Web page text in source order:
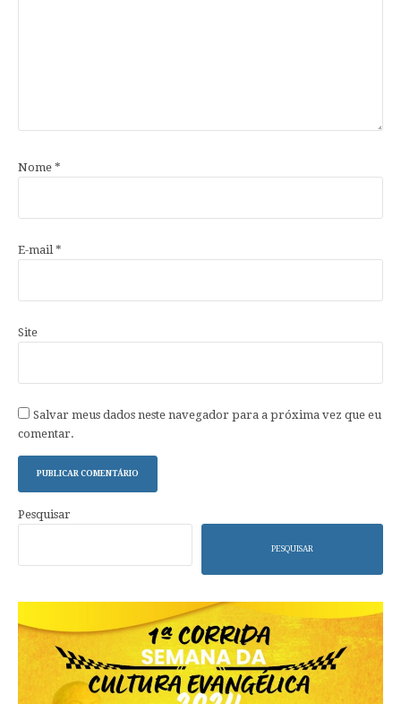
Nome *
E-mail *
Site
Salvar meus dados neste navegador para a próxima vez que eu
comentar.
Pesquisar
PESQUISAR